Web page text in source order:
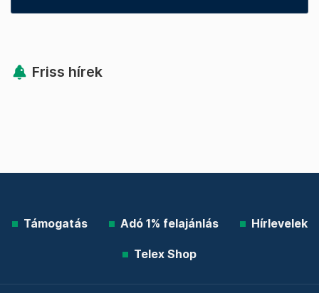
Friss hírek
Támogatás Adó 1% felajánlás Hírlevelek
Telex Shop